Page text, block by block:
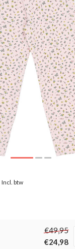
Incl. btw
€49,95
€24,98